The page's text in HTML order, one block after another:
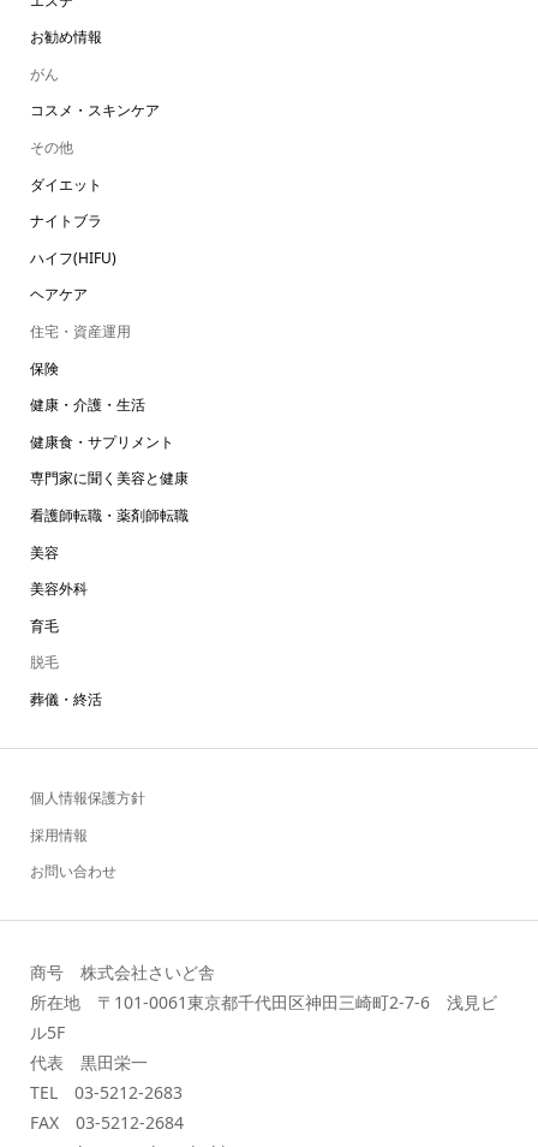
お勧め情報
がん
コスメ・スキンケア
その他
ダイエット
ナイトブラ
ハイフ(HIFU)
ヘアケア
住宅・資産運用
保険
健康・介護・生活
健康食・サプリメント
専門家に聞く美容と健康
看護師転職・薬剤師転職
美容
美容外科
育毛
脱毛
葬儀・終活
個人情報保護方針
採用情報
お問い合わせ
商号 株式会社さいど舎
所在地 〒101-0061東京都千代田区神田三崎町2-7-6 浅見ビ
ル5F
代表 黒田栄一
TEL 03-5212-2683
FAX 03-5212-2684